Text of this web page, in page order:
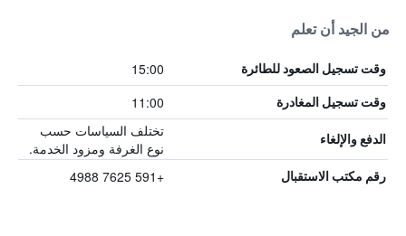
من الجيد أن تعلم
وقت تسجيل الصعود للطائرة 15:00
وقت تسجيل المغادرة 11:00
الدفع والإلغاء
تختلف السياسات حسب
نوع الغرفة ومزود الخدمة.
رقم مكتب الاستقبال +591 7625 4988